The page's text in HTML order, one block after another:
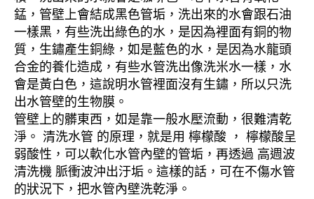
錳，管壁上會結成黑色管垢，洗出來的水會跟石油
一樣黑，有些洗出綠色的水，是因為裡面有銅的物
質，生鏽產生銅綠，如是藍色的水，是因為水龍頭
合金的養化造成，有些水管洗出像洗米水一樣，水
會是黃白色，這說明水管裡面沒有生鏽，所以只洗
出水管壁的生物膜。
管壁上的髒東西，如是靠一般水壓流動，很難清乾
淨。 清洗水管 的原理，就是用 檸檬酸 ， 檸檬酸呈
弱酸性，可以軟化水管內壁的管垢，再透過 高週波
清洗機 脈衝波沖出汙垢。這樣的話，可在不傷水管
的狀況下，把水管內壁洗乾淨。